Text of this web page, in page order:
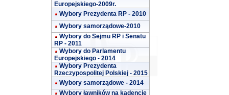
Europejskiego-2009r.
Wybory Prezydenta RP - 2010
Wybory samorządowe-2010
Wybory do Sejmu RP i Senatu
RP - 2011
Wybory do Parlamentu
Europejskiego - 2014
Wybory Prezydenta
Rzeczypospolitej Polskiej - 2015
Wybory samorządowe - 2014
Wybory ławników na kadencję